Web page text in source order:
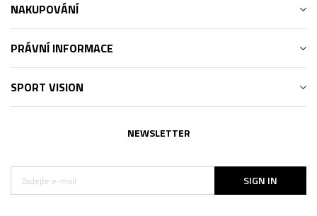
NAKUPOVÁNÍ
PRÁVNÍ INFORMACE
SPORT VISION
NEWSLETTER
SIGN IN